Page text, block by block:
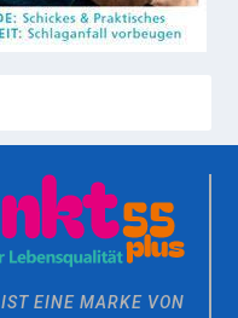
IST EINE MARKE VON